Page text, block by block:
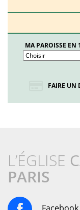
MA PAROISSE EN
FAIRE UN
L’ÉGLISE
PARIS